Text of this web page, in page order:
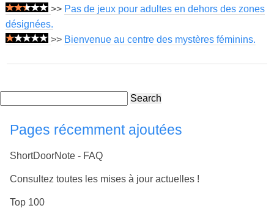
>> Pas de jeux pour adultes en dehors des zones
désignées.
>> Bienvenue au centre des mystères féminins.
Search
Pages récemment ajoutées
ShortDoorNote - FAQ
Consultez toutes les mises à jour actuelles !
Top 100